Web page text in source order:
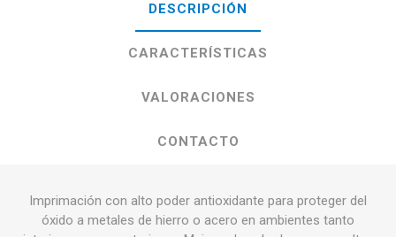
DESCRIPCIÓN
CARACTERÍSTICAS
VALORACIONES
CONTACTO
Imprimación con alto poder antioxidante para proteger del
óxido a metales de hierro o acero en ambientes tanto